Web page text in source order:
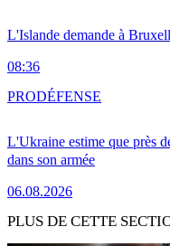
L'Islande demande à
08:36
L'Ukraine estime que près
dans son armée
06.08.2026
PRODÉFENSE
PLUS DE CETTE